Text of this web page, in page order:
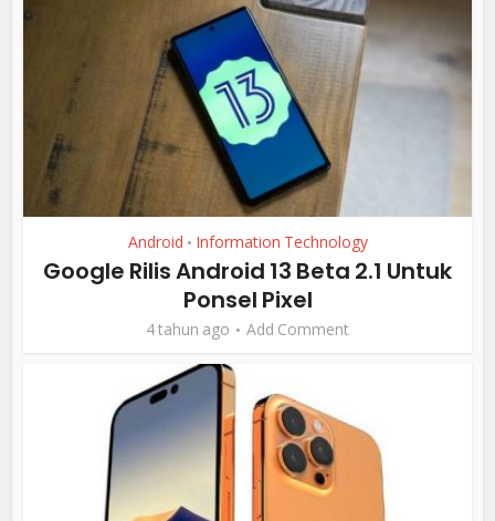
Android • Information Technology
Google Rilis Android 13 Beta 2.1 Untuk
Ponsel Pixel
4 tahun ago Add Comment